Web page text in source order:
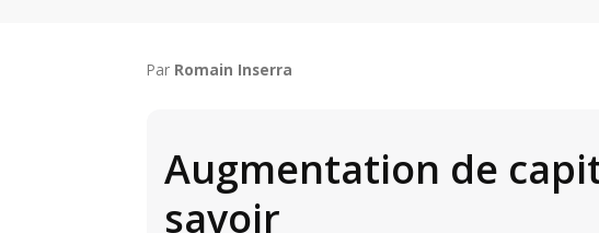
Par Romain Inserra
Augmentation de
savoir